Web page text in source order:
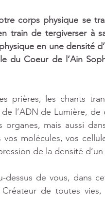
corps physique se
train de tergiverser à
en une densité
du Coeur de l’Ain
prières, les chants
l’ADN de Lumière, de
mais aussi
vos molécules, vos
de la densité
dessus de vous, dans
de toutes